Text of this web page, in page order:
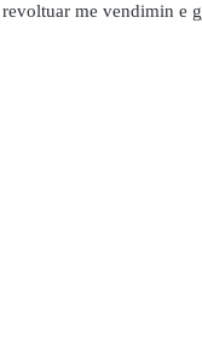
me vendimin e